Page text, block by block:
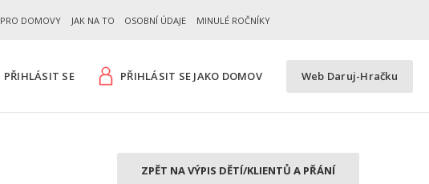
PRO DOMOVY JAK NA TO OSOBNÍ ÚDAJE MINULÉ ROČNÍKY
PŘIHLÁSIT SE PŘIHLÁSIT SE JAKO DOMOV Web Daruj-Hračku
ZPĚT NA VÝPIS DĚTÍ/KLIENTŮ A PŘÁNÍ